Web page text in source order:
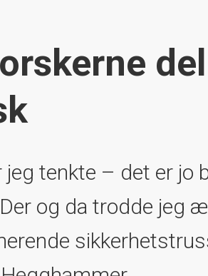
jeg tenkte – det er jo
og da trodde jeg